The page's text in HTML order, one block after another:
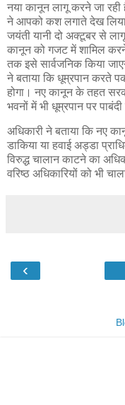
नया कानून लागू करने जा
ने आपको कश लगाते देख लिया
जयंती यानी दो अक्टूबर से
कानून को गजट में शामिल
तक इसे सार्वजनिक किया
ने बताया कि धूम्रपान करते
होगा। नए कानून के तहत
भवनों में भी धूम्रपान पर पाबंदी
अधिकारी ने बताया कि नए
डाकिया या हवाई अड्डा
विरुद्ध चालान काटने का
वरिष्ठ अधिकारियों को भी
‹